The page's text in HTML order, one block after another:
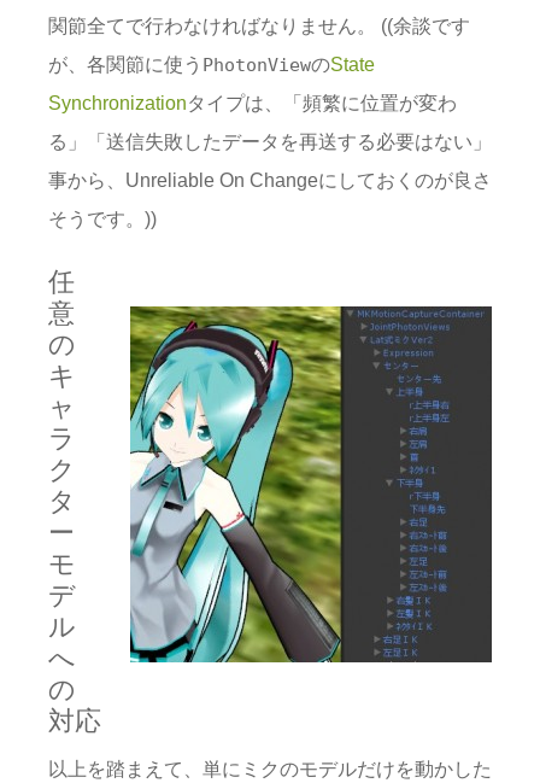
関節全てで行わなければなりません。 ((余談です
が、各関節に使う PhotonViewのState
Synchronizationタイプは、「頻繁に位置が変わ
る」「送信失敗したデータを再送する必要はない」
事から、Unreliable On Changeにしておくのが良さ
そうです。))
任
意
の
キ
ャ
ラ
ク
タ
ー
モ
デ
ル
へ
の
対応
以上を踏まえて、単にミクのモデルだけを動かした